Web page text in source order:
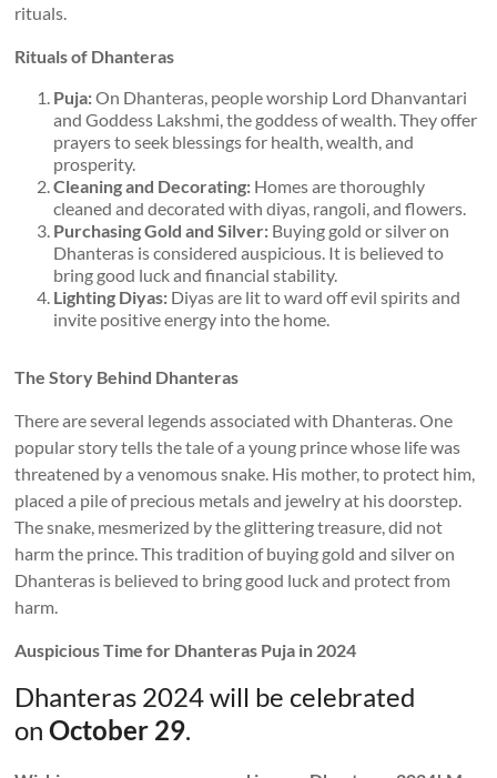
rituals.
Rituals of Dhanteras
Puja:On Dhanteras, people worship Lord Dhanvantari
and Goddess Lakshmi, the goddess of wealth. They offer
prayers to seek blessings for health, wealth, and
prosperity.
Cleaning and Decorating: Homes are thoroughly
cleaned and decorated with diyas, rangoli, and flowers.
Purchasing Gold and Silver: Buying gold or silver on
Dhanteras is considered auspicious. It is believed to
bring good luck and financial stability.
Lighting Diyas: Diyas are lit to ward off evil spirits and
invite positive energy into the home.
The Story Behind Dhanteras
There are several legends associated with Dhanteras. One
popular story tells the tale of a young prince whose life was
threatened by a venomous snake. His mother, to protect him,
placed a pile of precious metals and jewelry at his doorstep.
The snake, mesmerized by the glittering treasure, did not
harm the prince. This tradition of buying gold and silver on
Dhanteras is believed to bring good luck and protect from
harm.
Auspicious Time for Dhanteras Puja in 2024
Dhanteras 2024 will be celebrated
onOctober 29.